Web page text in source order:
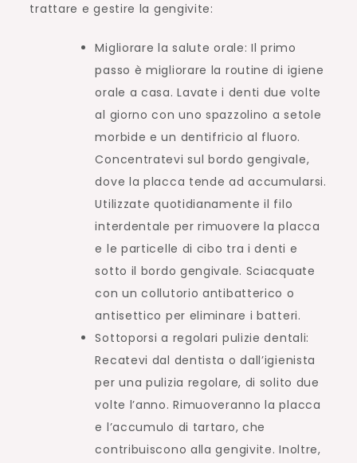
trattare e gestire la gengivite:
Migliorare la salute orale: Il primo
passo è migliorare la routine di igiene
orale a casa. Lavate i denti due volte
al giorno con uno spazzolino a setole
morbide e un dentifricio al fluoro.
Concentratevi sul bordo gengivale,
dove la placca tende ad accumularsi.
Utilizzate quotidianamente il filo
interdentale per rimuovere la placca
e le particelle di cibo tra i denti e
sotto il bordo gengivale. Sciacquate
con un collutorio antibatterico o
antisettico per eliminare i batteri.
Sottoporsi a regolari pulizie dentali:
Recatevi dal dentista o dall’igienista
per una pulizia regolare, di solito due
volte l’anno. Rimuoveranno la placca
e l’accumulo di tartaro, che
contribuiscono alla gengivite. Inoltre,